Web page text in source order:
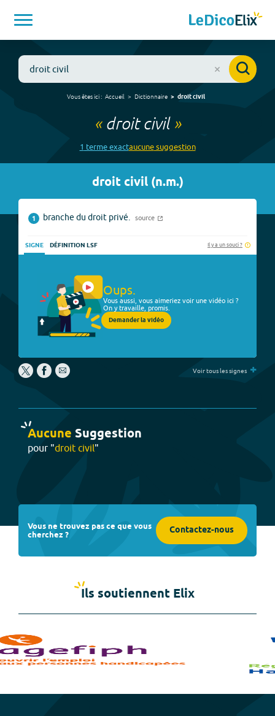
Vous êtes ici : Accueil Dictionnaire droit civil
« droit civil»
1 termeexactaucunesuggestion
droit civil(n.m.)
1 branche du droit privé. source
SIGNE DÉFINITION LSF Il y a un souci ?
Oups.
Vous aussi, vous aimeriez voir une vidéo ici ?
On y travaille, promis.
Demander la vidéo
Voir tous les signes +
Aucune Suggestion
pour "droit civil"
Vous ne trouvez pas ce que vous
cherchez ? Contactez-nous
Ils soutiennent Elix